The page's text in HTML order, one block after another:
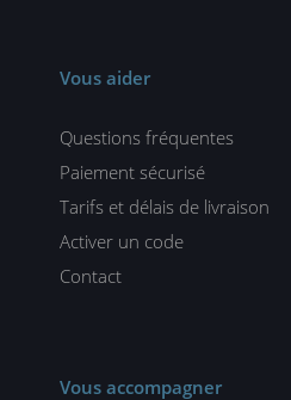
Vous aider
Questions fréquentes
Paiement sécurisé
Tarifs et délais de livraison
Activer un code
Contact
Vous accompagner